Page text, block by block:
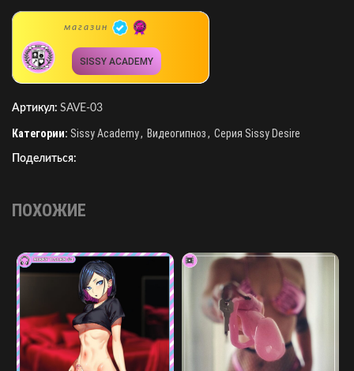
магазин
SISSY ACADEMY
Артикул: SAVE-03
Категории: Sissy Academy, Видеогипноз, Серия Sissy Desire
Поделиться:
ПОХОЖИЕ